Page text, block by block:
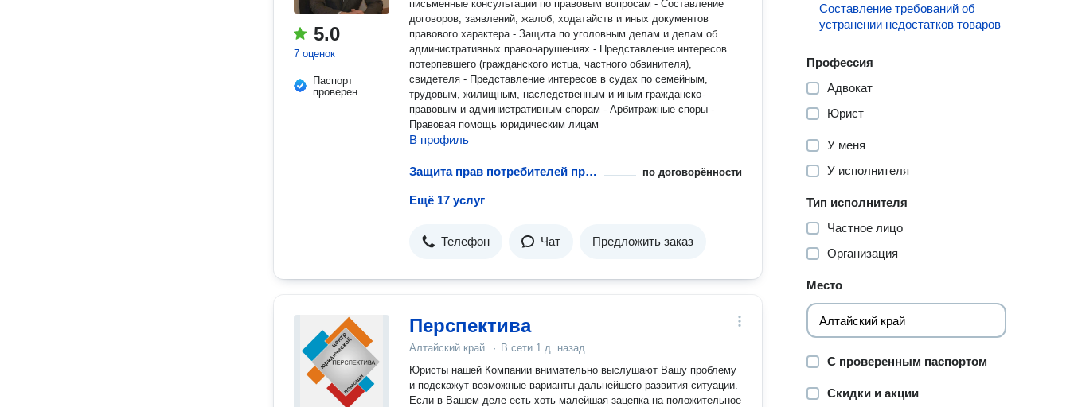
5.0
7 оценок
Паспорт
проверен
письменные консультации по правовым вопросам - Составление
договоров, заявлений, жалоб, ходатайств и иных документов
правового характера - Защита по уголовным делам и делам об
административных правонарушениях - Представление интересов
потерпевшего (гражданского истца, частного обвинителя),
свидетеля - Представление интересов в судах по семейным,
трудовым, жилищным, наследственным и иным гражданско-
правовым и административным спорам - Арбитражные споры -
Правовая помощь юридическим лицам
В профиль
Защита прав потребителей при возврате технически сложных товаров по договорённости
Ещё 17 услуг
Телефон Чат Предложить заказ
Перспектива
Алтайский край · В сети 1 д. назад
Юристы нашей Компании внимательно выслушают Вашу проблему
и подскажут возможные варианты дальнейшего развития ситуации.
Если в Вашем деле есть хоть малейшая зацепка на положительное
Составление требований об
устранении недостатков товаров
Профессия
Адвокат
Юрист
У меня
У исполнителя
Тип исполнителя
Частное лицо
Организация
Место
С проверенным паспортом
Скидки и акции